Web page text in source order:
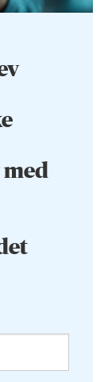
med